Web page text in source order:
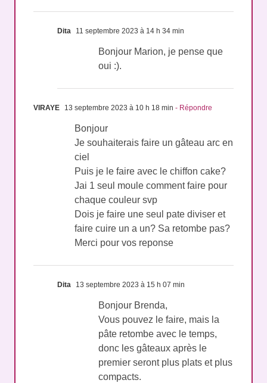
Dita 11 septembre 2023 à 14 h 34 min
Bonjour Marion, je pense que
oui :).
VIRAYE 13 septembre 2023 à 10 h 18 min - Répondre
Bonjour
Je souhaiterais faire un gâteau arc en
ciel
Puis je le faire avec le chiffon cake?
Jai 1 seul moule comment faire pour
chaque couleur svp
Dois je faire une seul pate diviser et
faire cuire un a un? Sa retombe pas?
Merci pour vos reponse
Dita 13 septembre 2023 à 15 h 07 min
Bonjour Brenda,
Vous pouvez le faire, mais la
pâte retombe avec le temps,
donc les gâteaux après le
premier seront plus plats et plus
compacts.